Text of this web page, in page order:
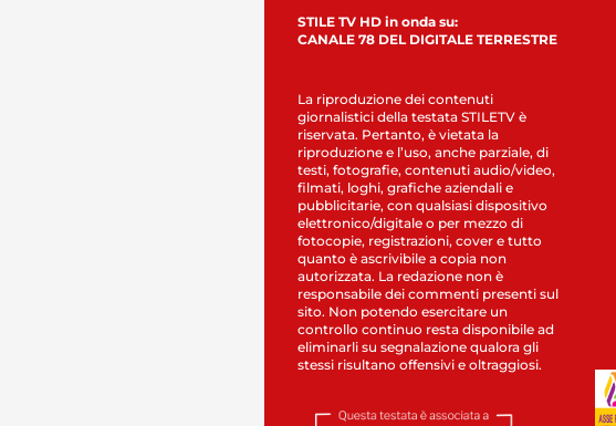
STILE TV HD in onda su:
CANALE 78 DEL DIGITALE TERRESTRE
La riproduzione dei contenuti
giornalistici della testata STILETV è
riservata. Pertanto, è vietata la
riproduzione e l’uso, anche parziale, di
testi, fotografie, contenuti audio/video,
filmati, loghi, grafiche aziendali e
pubblicitarie, con qualsiasi dispositivo
elettronico/digitale o per mezzo di
fotocopie, registrazioni, cover e tutto
quanto è ascrivibile a copia non
autorizzata. La redazione non è
responsabile dei commenti presenti sul
sito. Non potendo esercitare un
controllo continuo resta disponibile ad
eliminarli su segnalazione qualora gli
stessi risultano offensivi e oltraggiosi.